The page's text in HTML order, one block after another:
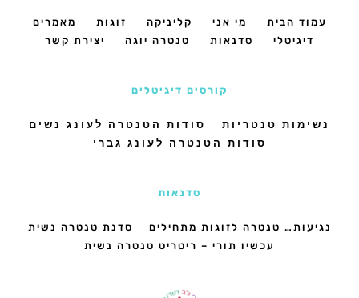
עמוד הבית מי אני קליניקה זוגות
מאמרים
דיגיטלי
סדנאות טנטרה יוגה יצירת קשר
קורסים דיגיטלים
נשימות טנטריות
סודות הטנטרה לעונג נשים
סודות הטנטרה לעונג גברי
סדנאות
נגיעות… טנטרה לזוגות מתחילים
סדנת טנטרה נשית
עכשיו תורי – ריטריט טנטרה נשית